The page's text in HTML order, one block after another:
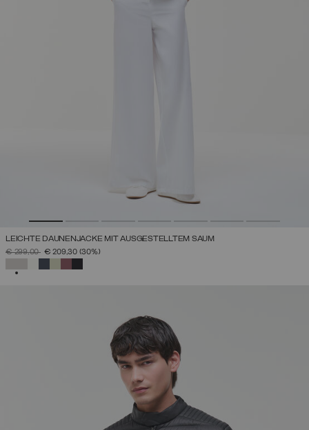
LEICHTE DAUNENJACKE MIT AUSGESTELLTEM SAUM
PREIS REDUZIERT VON
€ 299,00AUF
€ 209,30 (30%)